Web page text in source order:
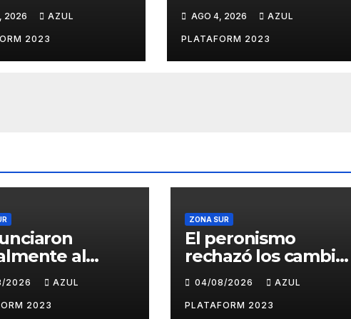
libertario
tirar
sobre el
Buenos Aires
2026 AZUL
2023
a la ley de Tierras y
convocó a
movilizarse el
jueves en contra del
AGO 4, 2026 AZUL
PLATAFORM 2023
al
libertario
tirar
sobre el
2026 AZUL
2023
ZONA SUR
El peronismo
rechazó los cambios
a la ley de Tierras y
convocó a
movilizarse el jueves
04/08/2026 AZUL
PLATAFORM 2023